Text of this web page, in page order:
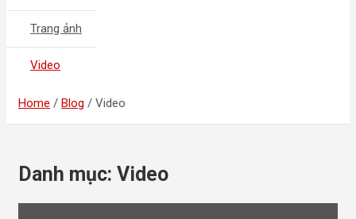
Trang ảnh
Video
Home Blog Video
Danh mục: Video